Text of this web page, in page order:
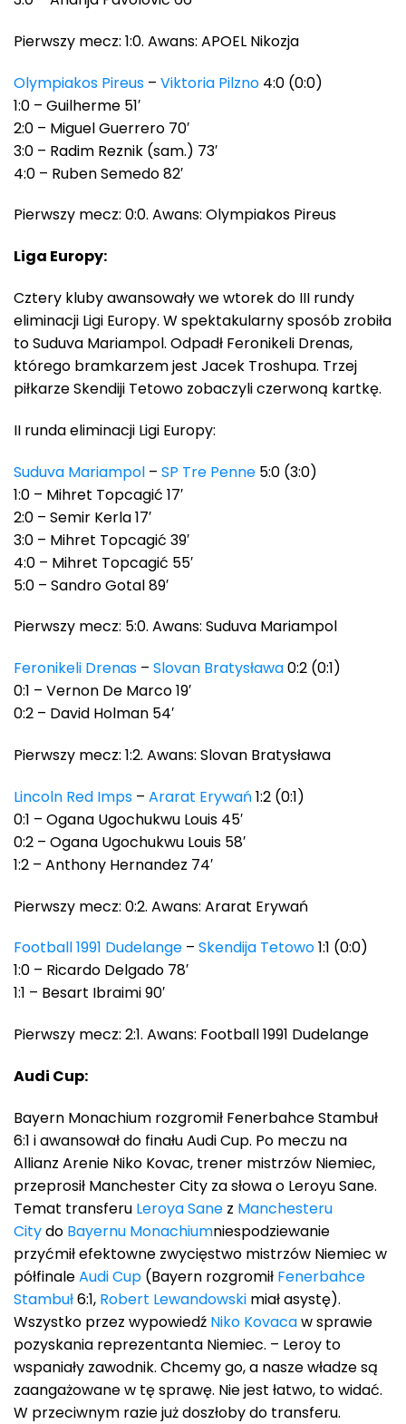
Pierwszy mecz: 1:0. Awans: APOEL Nikozja
Olympiakos Pireus – Viktoria Pilzno 4:0 (0:0)
1:0 – Guilherme 51′
2:0 – Miguel Guerrero 70′
3:0 – Radim Reznik (sam.) 73′
4:0 – Ruben Semedo 82′
Pierwszy mecz: 0:0. Awans: Olympiakos Pireus
Liga Europy:
Cztery kluby awansowały we wtorek do III rundy
eliminacji Ligi Europy. W spektakularny sposób zrobiła
to Suduva Mariampol. Odpadł Feronikeli Drenas,
którego bramkarzem jest Jacek Troshupa. Trzej
piłkarze Skendiji Tetowo zobaczyli czerwoną kartkę.
II runda eliminacji Ligi Europy:
Suduva Mariampol – SP Tre Penne 5:0 (3:0)
1:0 – Mihret Topcagić 17′
2:0 – Semir Kerla 17′
3:0 – Mihret Topcagić 39′
4:0 – Mihret Topcagić 55′
5:0 – Sandro Gotal 89′
Pierwszy mecz: 5:0. Awans: Suduva Mariampol
Feronikeli Drenas – Slovan Bratysława0:2 (0:1)
0:1 – Vernon De Marco 19′
0:2 – David Holman 54′
Pierwszy mecz: 1:2. Awans: Slovan Bratysława
Lincoln Red Imps – Ararat Erywań1:2 (0:1)
0:1 – Ogana Ugochukwu Louis 45′
0:2 – Ogana Ugochukwu Louis 58′
1:2 – Anthony Hernandez 74′
Pierwszy mecz: 0:2. Awans: Ararat Erywań
Football 1991 Dudelange – Skendija Tetowo1:1 (0:0)
1:0 – Ricardo Delgado 78′
1:1 – Besart Ibraimi 90′
Pierwszy mecz: 2:1. Awans: Football 1991 Dudelange
Audi Cup:
Bayern Monachium rozgromił Fenerbahce Stambuł
6:1 i awansował do finału Audi Cup. Po meczu na
Allianz Arenie Niko Kovac, trener mistrzów Niemiec,
przeprosił Manchester City za słowa o Leroyu Sane.
Temat transferu Leroya Sane z Manchesteru
Citydo Bayernu Monachiumniespodziewanie
przyćmił efektowne zwycięstwo mistrzów Niemiec w
półfinaleAudi Cup (Bayern rozgromił Fenerbahce
Stambuł6:1, Robert Lewandowski miał asystę).
Wszystko przez wypowiedź Niko Kovacaw sprawie
pozyskania reprezentanta Niemiec. – Leroy to
wspaniały zawodnik. Chcemy go, a nasze władze są
zaangażowane w tę sprawę. Nie jest łatwo, to widać.
W przeciwnym razie już doszłoby do transferu.